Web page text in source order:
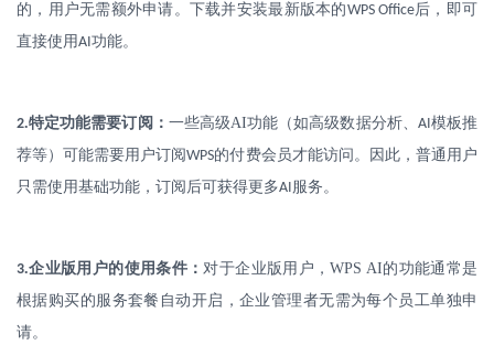
的，用户无需额外申请。下载并安装最新版本的WPS Office后，即可
直接使用AI功能。
2.特定功能需要订阅： 一些高级AI功能（如高级数据分析、 AI模板推
荐等）可能需要用户订阅WPS的付费会员才能访问。因此，普通用户
只需使用基础功能，订阅后可获得更多AI服务。
3.企业版用户的使用条件：对于企业版用户，WPS AI的功能通常是
根据购买的服务套餐自动开启，企业管理者无需为每个员工单独申
请。